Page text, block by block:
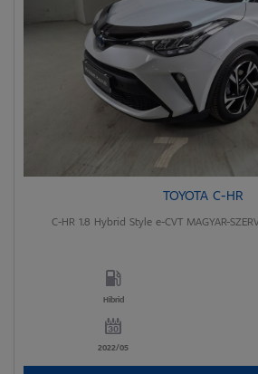
TOYOTA C-HR
C-HR 1.8 Hybrid Style e-CVT MAGYAR-
Hibrid
2022/05